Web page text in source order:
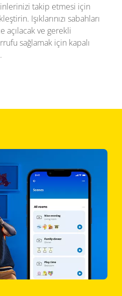
takip etmesi için
Işıklarınızı sabahları
açılacak ve gerekli
sağlamak için kapalı